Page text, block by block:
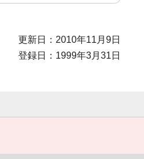
更新日：2010年11月9日
登録日：1999年3月31日